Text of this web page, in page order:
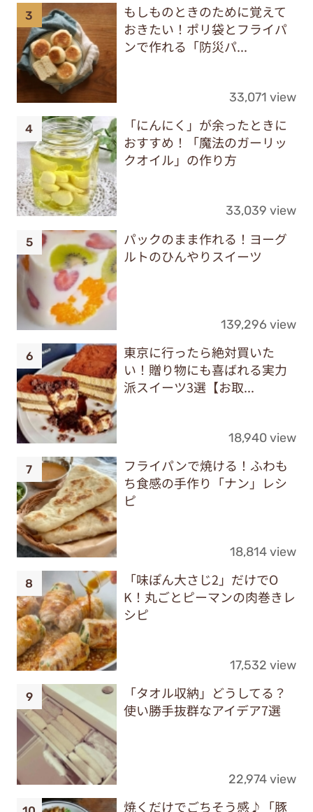
もしものときのために覚えて
おきたい！ポリ袋とフライパ
ンで作れる「防災パ...
33,071 view
「にんにく」が余ったときに
おすすめ！「魔法のガーリッ
クオイル」の作り方
33,039 view
パックのまま作れる！ヨーグ
ルトのひんやりスイーツ
139,296 view
東京に行ったら絶対買いた
い！贈り物にも喜ばれる実力
派スイーツ3選【お取...
18,940 view
フライパンで焼ける！ふわも
ち食感の手作り「ナン」レシ
ピ
18,814 view
「味ぽん大さじ2」だけでO
K！丸ごとピーマンの肉巻きレ
シピ
17,532 view
「タオル収納」どうしてる？
使い勝手抜群なアイデア7選
22,974 view
焼くだけでごちそう感♪「豚